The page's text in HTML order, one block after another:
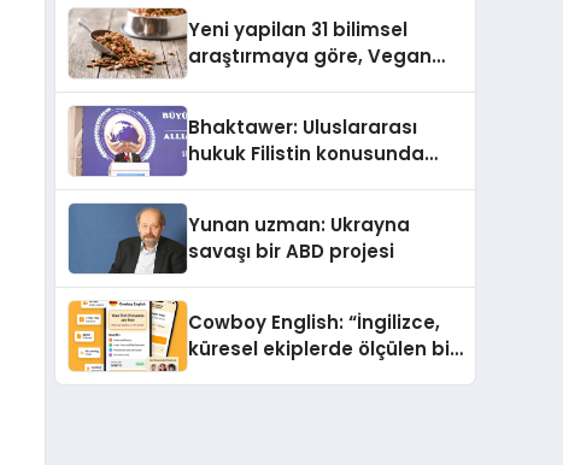
Yeni yapilan 31 bilimsel
araştırmaya göre, Vegan
Sindirildiğini Ortaya Koydu
Bhaktawer: Uluslararası
hukuk Filistin konusunda
Yunan uzman: Ukrayna
savaşı bir ABD projesi
Cowboy English: “İngilizce,
küresel ekiplerde ölçülen bir